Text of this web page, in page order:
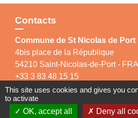
Contacts
Commune de St Nicolas de Port
4bis place de la République
54210 Saint-Nicolas-de-Port -
+33 3 83 48 15 15
This site uses cookies and gives you
to activate
OK, accept all
Deny all